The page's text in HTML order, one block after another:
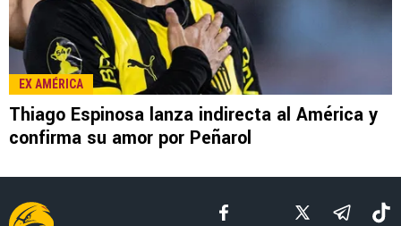
LEE TAMBIÉN